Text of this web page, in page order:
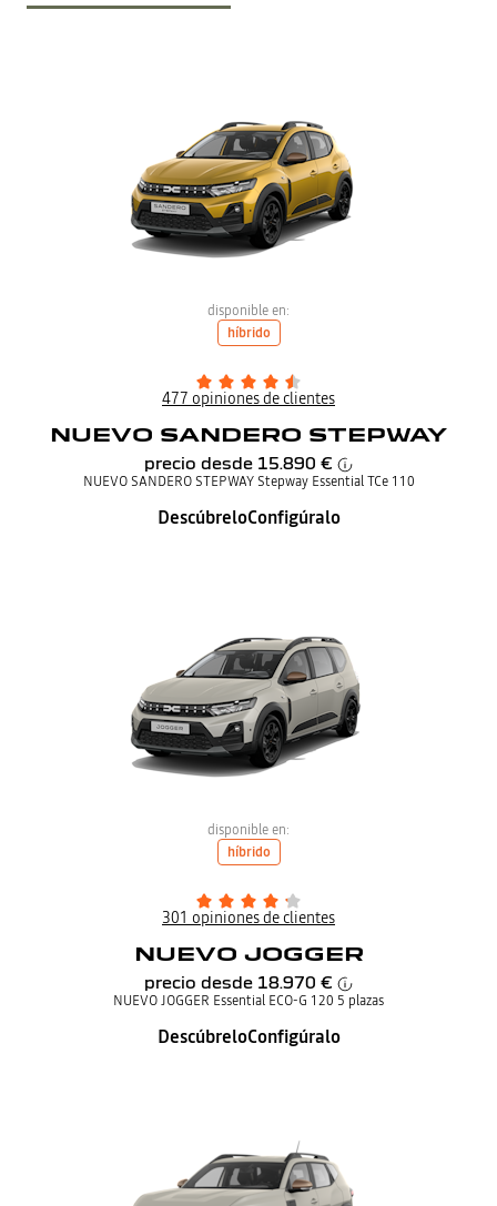
disponible en:
híbrido
477 opiniones de clientes
NUEVO SANDERO STEPWAY
precio desde 15.890 €
NUEVO SANDERO STEPWAY Stepway Essential TCe 110
DescúbreloConfigúralo
disponible en:
híbrido
301 opiniones de clientes
NUEVO JOGGER
precio desde 18.970 €
NUEVO JOGGER Essential ECO-G 120 5 plazas
DescúbreloConfigúralo